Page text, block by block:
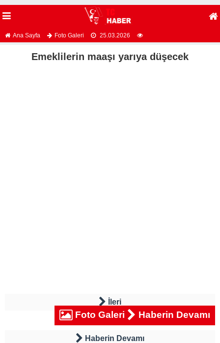
Ana Sayfa Foto Galeri 25.03.2026
Emeklilerin maaşı yarıya düşecek
İleri
Foto Galeri Haberin Devamı
Haberin Devamı